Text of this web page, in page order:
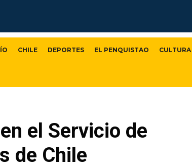
CHILE DEPORTES EL PENQUISTAO CULTURA
el Servicio de
de Chile